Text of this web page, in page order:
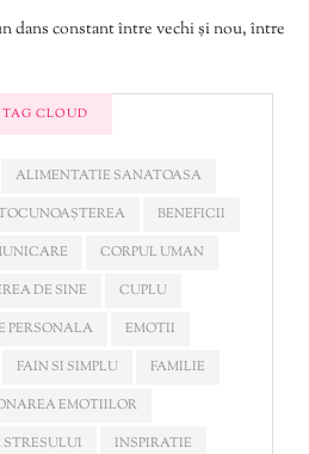
dans constant între vechi și nou, între
TAG CLOUD
ALIMENTATIE SANATOASA
BENEFICII
CORPUL UMAN
DE SINE
CUPLU
PERSONALA
EMOTII
FAIN SI SIMPLU
FAMILIE
EMOTIILOR
INSPIRATIE